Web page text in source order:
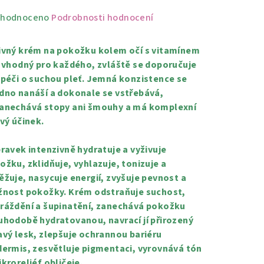
Podrobnosti hodnocení
krém na pokožku kolem očí s vitamínem
vhodný pro každého, zvláště se doporučuje
o suchou pleť. Jemná konzistence se
nanáší a dokonale se vstřebává,
stopy ani šmouhy a má komplexní
účinek.
intenzivně hydratuje a vyživuje
zklidňuje, vyhlazuje, tonizuje a
nasycuje energií, zvyšuje pevnost a
pokožky. Krém odstraňuje suchost,
a šupinatění, zanechává pokožku
hydratovanou, navrací jí přirozený
lesk, zlepšuje ochrannou bariéru
zesvětluje pigmentaci, vyrovnává tón